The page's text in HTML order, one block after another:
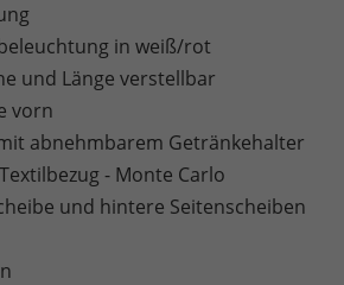
in weiß/rot
und Länge verstellbar
vorn
abnehmbarem Getränkehalter
- Monte Carlo
und hintere Seitenscheiben